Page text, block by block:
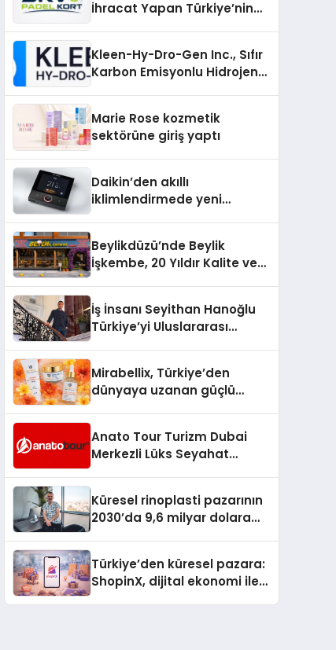
İhracat Yapan Türkiye’nin
Kleen-Hy-Dro-Gen Inc., Sıfır
Karbon Emisyonlu Hidrojen
Aldı
Marie Rose kozmetik
sektörüne giriş yaptı
Daikin’den akıllı
iklimlendirmede yeni
Beylikdüzü’nde Beylik
İşkembe, 20 Yıldır Kalite ve
İş İnsanı Seyithan Hanoğlu
Türkiye’yi Uluslararası
Mirabellix, Türkiye’den
dünyaya uzanan güçlü
Anato Tour Turizm Dubai
Merkezli Lüks Seyahat
Küresel rinoplasti pazarının
2030’da 9,6 milyar dolara
Türkiye’den küresel pazara:
ShopinX, dijital ekonomi ile